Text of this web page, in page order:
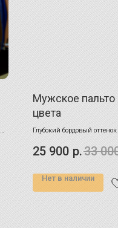
Мужское пальто
цвета
Глубокий бордовый
образу изысканность
25 900 р.33
Нет в наличии